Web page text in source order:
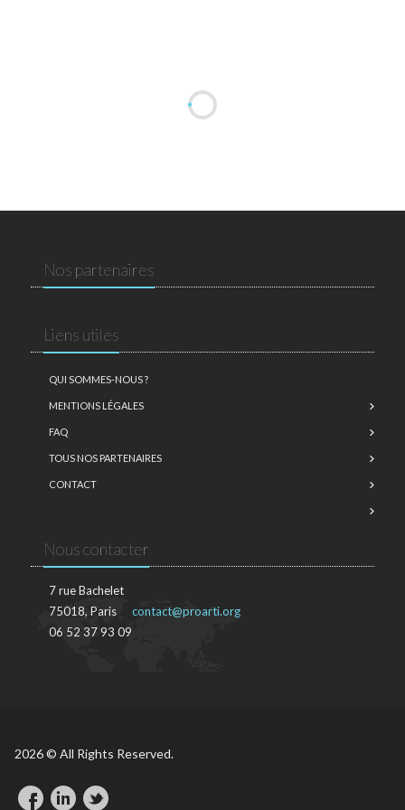
Nos partenaires
Liens utiles
QUI SOMMES-NOUS ?
MENTIONS LÉGALES
FAQ
TOUS NOS PARTENAIRES
CONTACT
Nous contacter
7 rue Bachelet
75018, Paris
06 52 37 93 09
contact@proarti.org
2026 © All Rights Reserved.